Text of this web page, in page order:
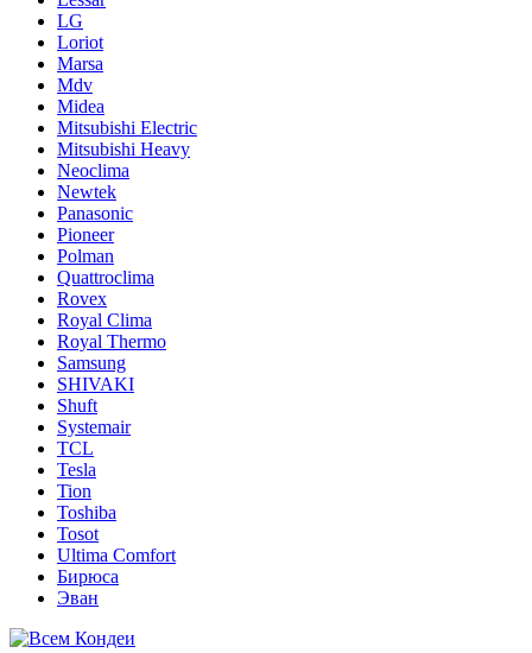
LG
Loriot
Marsa
Mdv
Midea
Mitsubishi Electric
Mitsubishi Heavy
Neoclima
Newtek
Panasonic
Pioneer
Polman
Quattroclima
Rovex
Royal Clima
Royal Thermo
Samsung
SHIVAKI
Shuft
Systemair
TCL
Tesla
Tion
Toshiba
Tosot
Ultima Comfort
Бирюса
Эван